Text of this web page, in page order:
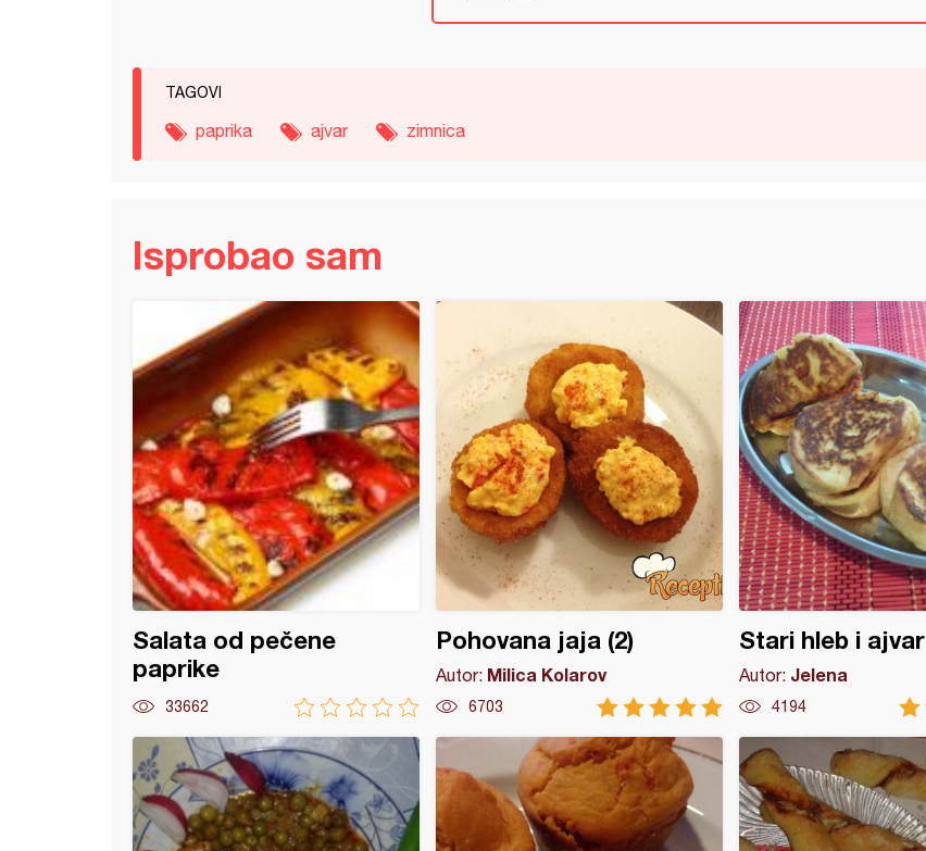
TAGOVI
paprika ajvar zimnica
Isprobao sam
Salata od pečene
paprike
33662
Pohovana jaja (2)
Autor: Milica Kolarov
6703
Stari hleb i ajvar
Autor: Jelena
4194
sa pilećim prsima i trapistom